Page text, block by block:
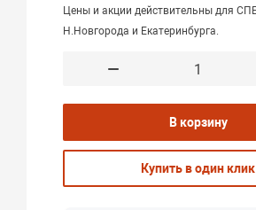
Цены и акции действительны для
Н.Новгорода и Екатеринбурга.
В корзину
Купить в один клик